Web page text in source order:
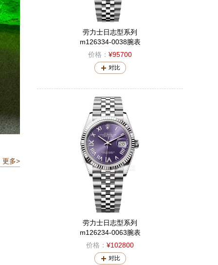
更多>
劳力士日志型系列
m126334-0038腕表
价格： ¥95700
对比
劳力士日志型系列
m126234-0063腕表
价格： ¥102800
对比